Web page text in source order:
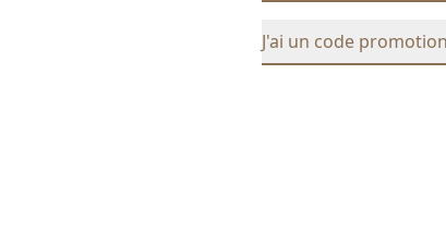
J'ai un code